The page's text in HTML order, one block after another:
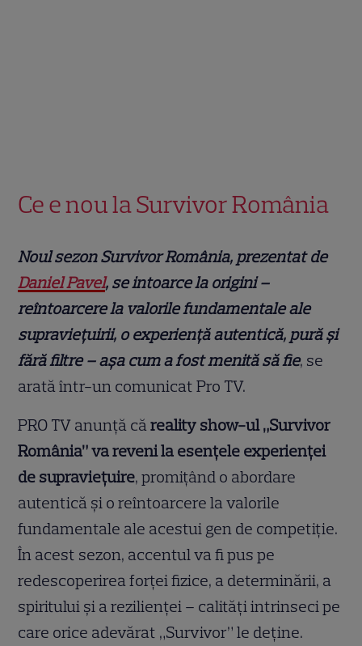
Ce e nou la Survivor România
Noul sezon Survivor România, prezentat de
Daniel Pavel, se intoarce la origini –
reîntoarcere la valorile fundamentale ale
supraviețuirii, o experiență autentică, pură și
fără filtre – așa cum a fost menită să fie, se
arată într-un comunicat Pro TV.
PRO TV anunță căreality show-ul „Survivor
România” va reveni la esențele experienței
de supraviețuire, promițând o abordare
autentică și o reîntoarcere la valorile
fundamentale ale acestui gen de competiție.
În acest sezon, accentul va fi pus pe
redescoperirea forței fizice, a determinării, a
spiritului și a rezilienței – calități intrinseci pe
care orice adevărat „Survivor” le deține.